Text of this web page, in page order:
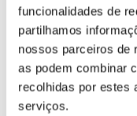
funcionalidades de
partilhamos
nossos parceiros de
as podem combinar
recolhidas por estes
serviços.